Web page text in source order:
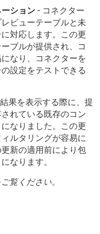
ション- コネクター
ビューテーブルと未
対応します。この更
ブルが提供され、コ
なり、コネクターを
設定をテストできる
果を表示する際に、提
れている既存のコン
なりました。この更
ルタリングが容易に
新の適用前により包
なります。
覧ください。